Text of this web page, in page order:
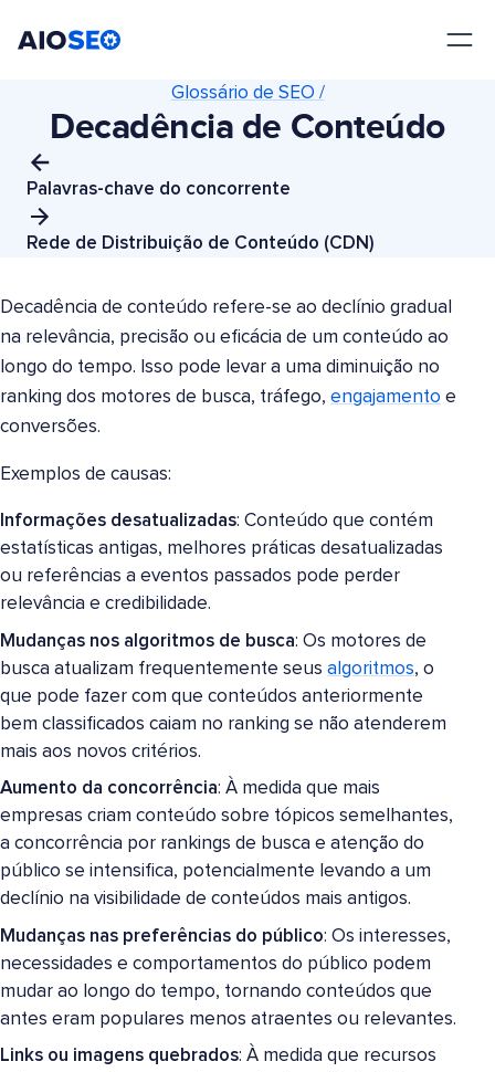
Palavras-chave do concorrente
Glossário de SEO /
Decadência de Conteúdo
Rede de Distribuição de Conteúdo (CDN)
Decadência de conteúdo refere-se ao declínio gradual
na relevância, precisão ou eficácia de um conteúdo ao
longo do tempo. Isso pode levar a uma diminuição no
ranking dos motores de busca, tráfego, engajamento e
conversões.
Exemplos de causas:
Informações desatualizadas: Conteúdo que contém
estatísticas antigas, melhores práticas desatualizadas
ou referências a eventos passados pode perder
relevância e credibilidade.
Mudanças nos algoritmos de busca: Os motores de
busca atualizam frequentemente seus algoritmos, o
que pode fazer com que conteúdos anteriormente
bem classificados caiam no ranking se não atenderem
mais aos novos critérios.
Aumento da concorrência: À medida que mais
empresas criam conteúdo sobre tópicos semelhantes,
a concorrência por rankings de busca e atenção do
público se intensifica, potencialmente levando a um
declínio na visibilidade de conteúdos mais antigos.
Mudanças nas preferências do público: Os interesses,
necessidades e comportamentos do público podem
mudar ao longo do tempo, tornando conteúdos que
antes eram populares menos atraentes ou relevantes.
Links ou imagens quebrados: À medida que recursos